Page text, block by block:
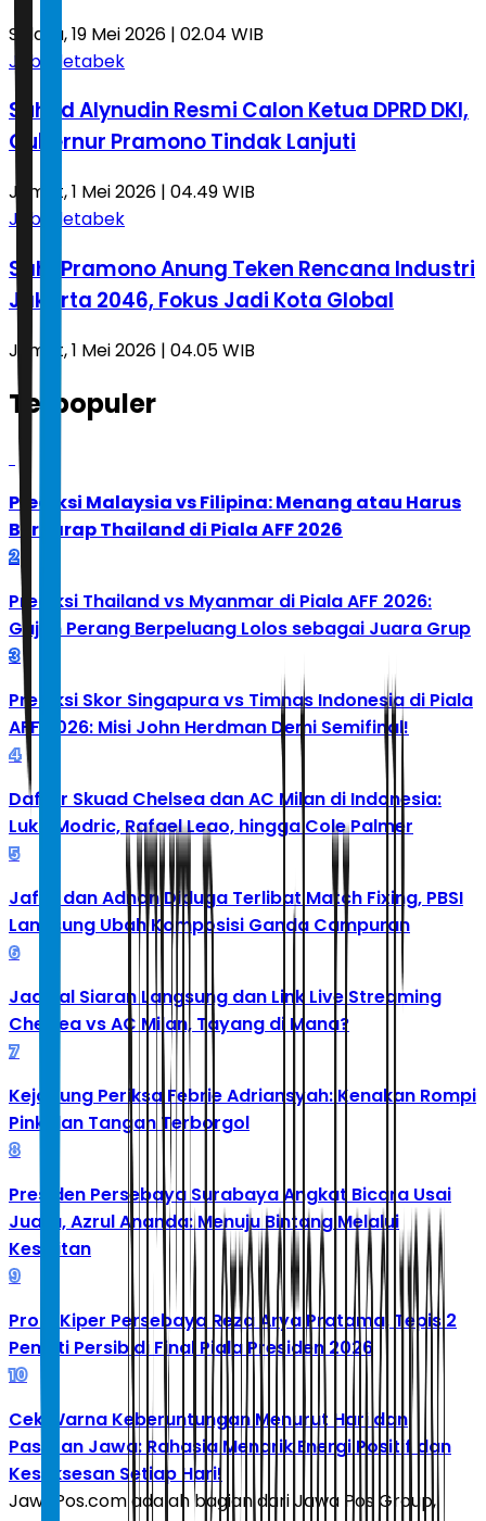
Selasa, 19 Mei 2026 | 02.04 WIB
Jabodetabek
Suhud Alynudin Resmi Calon Ketua DPRD DKI,
Gubernur Pramono Tindak Lanjuti
Jumat, 1 Mei 2026 | 04.49 WIB
Jabodetabek
Sah! Pramono Anung Teken Rencana Industri
Jakarta 2046, Fokus Jadi Kota Global
Jumat, 1 Mei 2026 | 04.05 WIB
Terpopuler
Prediksi Malaysia vs Filipina: Menang atau Harus
Berharap Thailand di Piala AFF 2026
2
Prediksi Thailand vs Myanmar di Piala AFF 2026:
Gajah Perang Berpeluang Lolos sebagai Juara Grup
3
Prediksi Skor Singapura vs Timnas Indonesia di Piala
AFF 2026: Misi John Herdman Demi Semifinal!
4
Daftar Skuad Chelsea dan AC Milan di Indonesia:
Luka Modric, Rafael Leao, hingga Cole Palmer
5
Jafar dan Adnan Diduga Terlibat Match Fixing, PBSI
Langsung Ubah Komposisi Ganda Campuran
6
Jadwal Siaran Langsung dan Link Live Streaming
Chelsea vs AC Milan, Tayang di Mana?
7
Kejagung Periksa Febrie Adriansyah: Kenakan Rompi
Pink dan Tangan Terborgol
8
Presiden Persebaya Surabaya Angkat Bicara Usai
Juara, Azrul Ananda: Menuju Bintang Melalui
Kesulitan
9
Profil Kiper Persebaya Reza Arya Pratama, Tepis 2
Penalti Persib di Final Piala Presiden 2026
10
Cek Warna Keberuntungan Menurut Hari dan
Pasaran Jawa: Rahasia Menarik Energi Positif dan
Kesuksesan Setiap Hari!
JawaPos.com adalah bagian dari Jawa Pos Group,